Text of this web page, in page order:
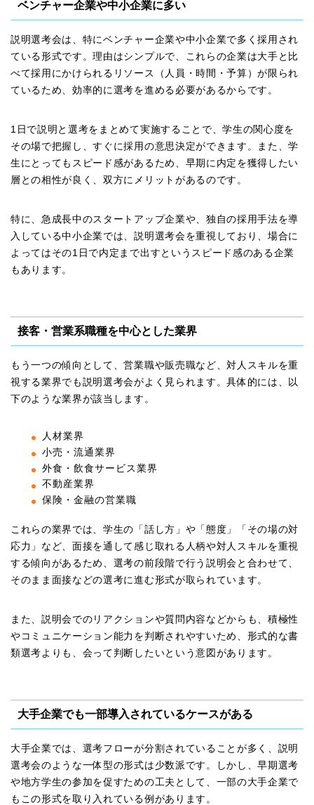
ベンチャー企業や中小企業に多い
説明選考会は、特にベンチャー企業や中小企業で多く採用され
ている形式です。理由はシンプルで、これらの企業は大手と比
べて採用にかけられるリソース（人員・時間・予算）が限られ
ているため、効率的に選考を進める必要があるからです。
1日で説明と選考をまとめて実施することで、学生の関心度を
その場で把握し、すぐに採用の意思決定ができます。また、学
生にとってもスピード感があるため、早期に内定を獲得したい
層との相性が良く、双方にメリットがあるのです。
特に、急成長中のスタートアップ企業や、独自の採用手法を導
入している中小企業では、説明選考会を重視しており、場合に
よってはその1日で内定まで出すというスピード感のある企業
もあります。
接客・営業系職種を中心とした業界
もう一つの傾向として、営業職や販売職など、対人スキルを重
視する業界でも説明選考会がよく見られます。具体的には、以
下のような業界が該当します。
人材業界
小売・流通業界
外食・飲食サービス業界
不動産業界
保険・金融の営業職
これらの業界では、学生の「話し方」や「態度」「その場の対
応力」など、面接を通して感じ取れる人柄や対人スキルを重視
する傾向があるため、選考の前段階で行う説明会と合わせて、
そのまま面接などの選考に進む形式が取られています。
また、説明会でのリアクションや質問内容などからも、積極性
やコミュニケーション能力を判断されやすいため、形式的な書
類選考よりも、会って判断したいという意図があります。
大手企業でも一部導入されているケースがある
大手企業では、選考フローが分割されていることが多く、説明
選考会のような一体型の形式は少数派です。しかし、早期選考
や地方学生の参加を促すための工夫として、一部の大手企業で
もこの形式を取り入れている例があります。